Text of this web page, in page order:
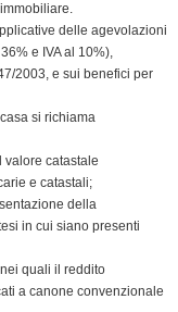
delle agevolazioni
e IVA al 10%),
2003, e sui benefici per
si richiama
catastale
e catastali;
della
in cui siano presenti
quali il reddito
a canone convenzionale